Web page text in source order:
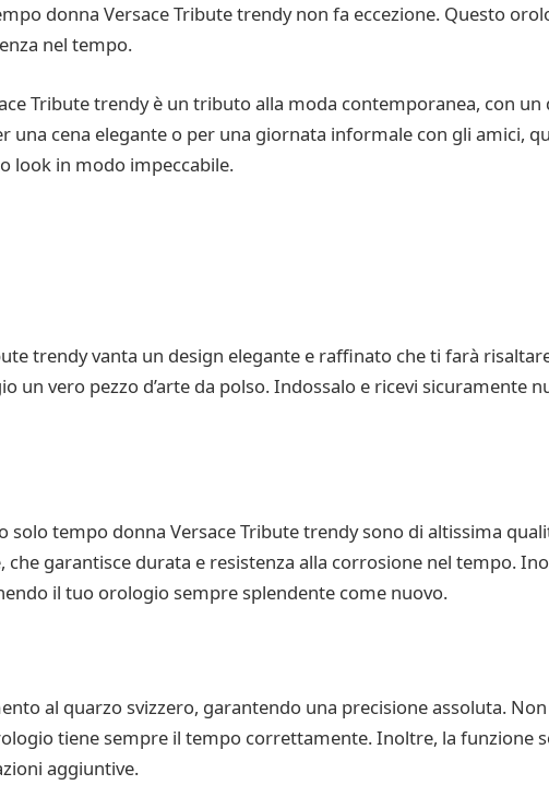
donna Versace Tribute trendy non fa eccezione. Questo
nel tempo.
Tribute trendy è un tributo alla moda contemporanea, con un
una cena elegante o per una giornata informale con gli amici,
look in modo impeccabile.
trendy vanta un design elegante e raffinato che ti farà
un vero pezzo d’arte da polso. Indossalo e ricevi sicuramente
tempo donna Versace Tribute trendy sono di altissima
che garantisce durata e resistenza alla corrosione nel tempo.
il tuo orologio sempre splendente come nuovo.
al quarzo svizzero, garantendo una precisione assoluta.
tiene sempre il tempo correttamente. Inoltre, la funzione
aggiuntive.